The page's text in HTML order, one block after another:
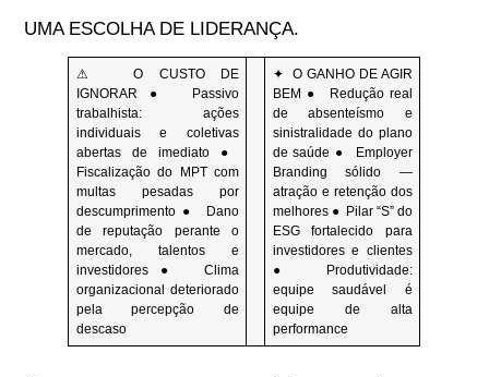
UMA ESCOLHA DE LIDERANÇA.
⚠
O CUSTO DE
IGNORAR ● Passivo
trabalhista:ações
individuais e coletivas
abertas de imediato ●
Fiscalização do MPTcom
multas pesadas por
descumprimento ● Dano
de reputação perante o
mercado, talentos e
investidores ●Clima
organizacional deteriorado
pela percepção de
descaso
✦ O GANHO DE AGIR
BEM ● Redução real
de absenteísmo e
sinistralidade do plano
de saúde ● Employer
Branding sólido —
atração e retenção dos
melhores ● Pilar “S” do
ESG fortalecido para
investidores e clientes
● Produtividade:
equipe saudável é
equipe de alta
performance